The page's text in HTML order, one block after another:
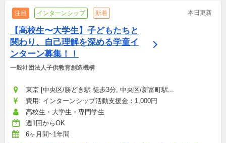
注目 インターンシップ 新着 本日更新
【高校生〜大学生】子どもたちと
関わり、自己理解を深める学童イ
ンターン募集！！
一般社団法人子供教育創造機構
東京 [中央区/勝どき駅 徒歩3分, 中央区/新富町駅...
費用: インターンシップ活動支援金：1,000円
高校生・大学生・専門学生
週1回からOK
6ヶ月間~1年間